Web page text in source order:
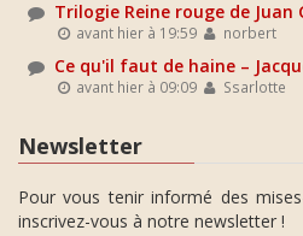
Trilogie Reine rouge de Juan
avant hier à 19:59 norbert
Ce qu'il faut de haine –
avant hier à 09:09 Ssarlotte
Newsletter
Pour vous tenir informé des
inscrivez-vous à notre newsletter !